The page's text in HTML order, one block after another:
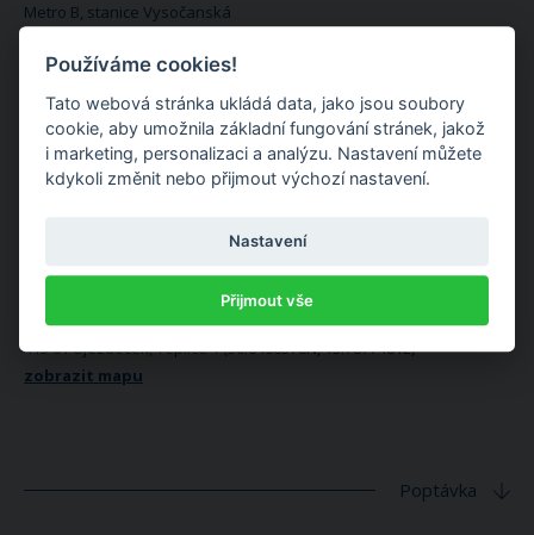
Metro B, stanice Vysočanská
KONTAKTNÍ OSOBY
Saleta Slavomír
Tel.: +420 776 000 450
saleta(at)excon.cz
Řetenická 133
415 01 Újezdeček, Teplice 1 (50.6406578N, 13.7877481E)
zobrazit mapu
Poptávka
Používáme cookies!
Tato webová stránka ukládá data, jako jsou soubory
cookie, aby umožnila základní fungování stránek, jakož
i marketing, personalizaci a analýzu. Nastavení můžete
kdykoli změnit nebo přijmout výchozí nastavení.
Nastavení
Přijmout vše